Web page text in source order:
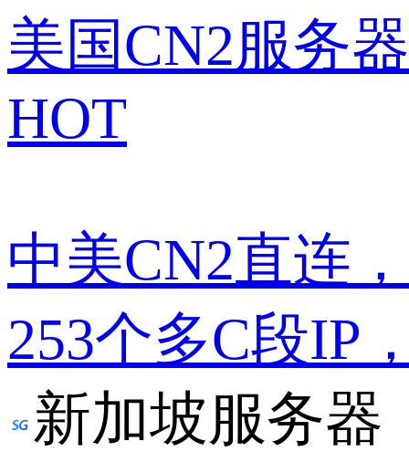
美国CN2服务器
HOT
中美CN2直连
253个多C段IP
新加坡服务器